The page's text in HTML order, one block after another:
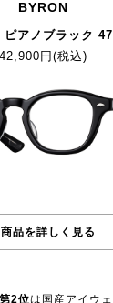
BYRON
ピアノブラック 47
42,900円(税込)
品を詳しく見る
第2位は国産アイウ